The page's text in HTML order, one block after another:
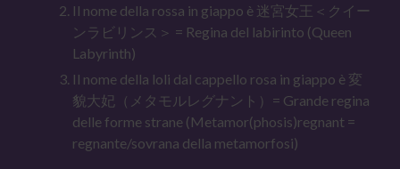
Il nome della rossa in giappo è 迷宮女王＜クイー
ンラビリンス＞ = Regina del labirinto (Queen
Labyrinth)
Il nome della loli dal cappello rosa in giappo è 変
貌大妃（メタモルレグナント）= Grande regina
delle forme strane (Metamor(phosis)regnant =
regnante/sovrana della metamorfosi)